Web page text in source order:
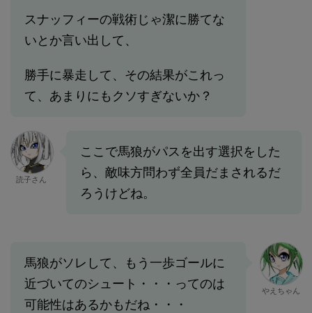
スナッフィーの戦術じゃ潔に勝てな
いとか言い出して、
勝手に暴走して、その結果がこれっ
て、あまりにもクソすぎないか？
読子さん
ここで馬狼がパスを出す選択をした
ら、敵味方問わず全員だまされるだ
ろうけどね。
馬狼がソレして、もう一歩ゴールに
近づいてのシュート・・・ってのは
可能性はあるかもだね・・・
やえちゃん